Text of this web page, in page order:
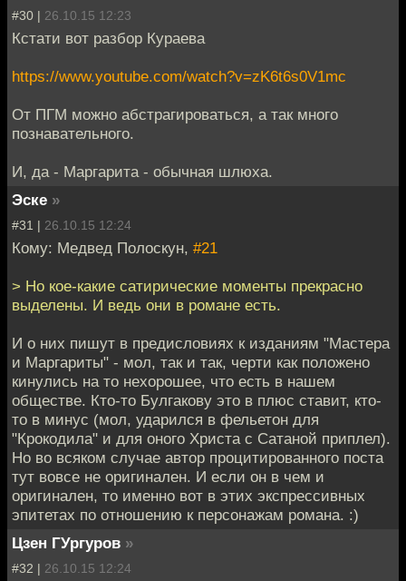
#30 | 26.10.15 12:23
Кстати вот разбор Кураева
https://www.youtube.com/watch?v=zK6t6s0V1mc
От ПГМ можно абстрагироваться, а так много
познавательного.
И, да - Маргарита - обычная шлюха.
Эске »
#31 | 26.10.15 12:24
Кому: Медвед Полоскун, #21
> Но кое-какие сатирические моменты прекрасно
выделены. И ведь они в романе есть.
И о них пишут в предисловиях к изданиям "Мастера
и Маргариты" - мол, так и так, черти как положено
кинулись на то нехорошее, что есть в нашем
обществе. Кто-то Булгакову это в плюс ставит, кто-
то в минус (мол, ударился в фельетон для
"Крокодила" и для оного Христа с Сатаной приплел).
Но во всяком случае автор процитированного поста
тут вовсе не оригинален. И если он в чем и
оригинален, то именно вот в этих экспрессивных
эпитетах по отношению к персонажам романа. :)
Цзен ГУргуров »
#32 | 26.10.15 12:24